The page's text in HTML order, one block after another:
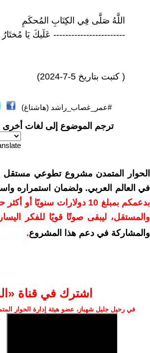
اللَّهُ صَلَّى فِي الكِتَابِ المُحكَمِ
------------------------ عَلَيكَ يَا
( كتبت بتاريخ 5-7-2024)
#عمر_غصاب_راشد (هاشتاغ)
ترجم الموضوع إلى لغات أخرى
الحوار المتمدن مشروع تطوعي مستقل
في العالم العربي. ولضمان استمراره
بدعمكم بمبلغ 10 دولارات
والمستقل، ليبقى صوتًا قويًا للفكر
والمشاركة في دعم هذا المشروع.
اشترك في قناة
في رحيل جليل شهباز، عضو هيئة إدارة الحوار